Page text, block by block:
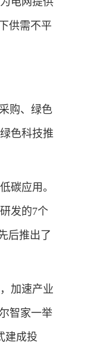
供需不平
购、绿色
色科技推
碳应用。
发的7个
后推出了
加速产业
智家一举
建成投